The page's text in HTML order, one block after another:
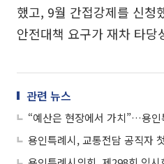
했고, 9월 간접강제를 신청
안전대책 요구가 재차 타당
관련 뉴스